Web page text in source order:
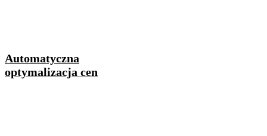
Automatyczna
optymalizacja cen